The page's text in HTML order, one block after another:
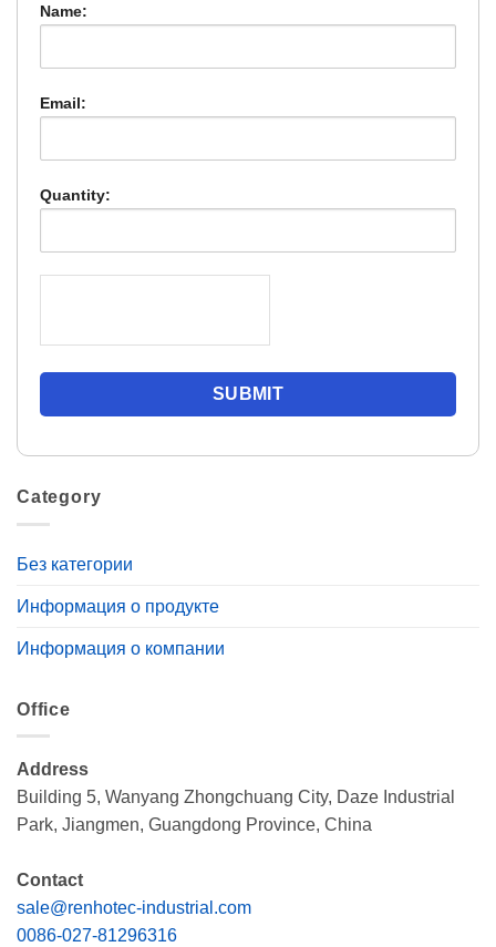
Name:
Email:
Quantity:
Category
Без категории
Информация о продукте
Информация о компании
Office
Address
Building 5, Wanyang Zhongchuang City, Daze Industrial
Park, Jiangmen, Guangdong Province, China
Contact
sale@renhotec-industrial.com
0086-027-81296316